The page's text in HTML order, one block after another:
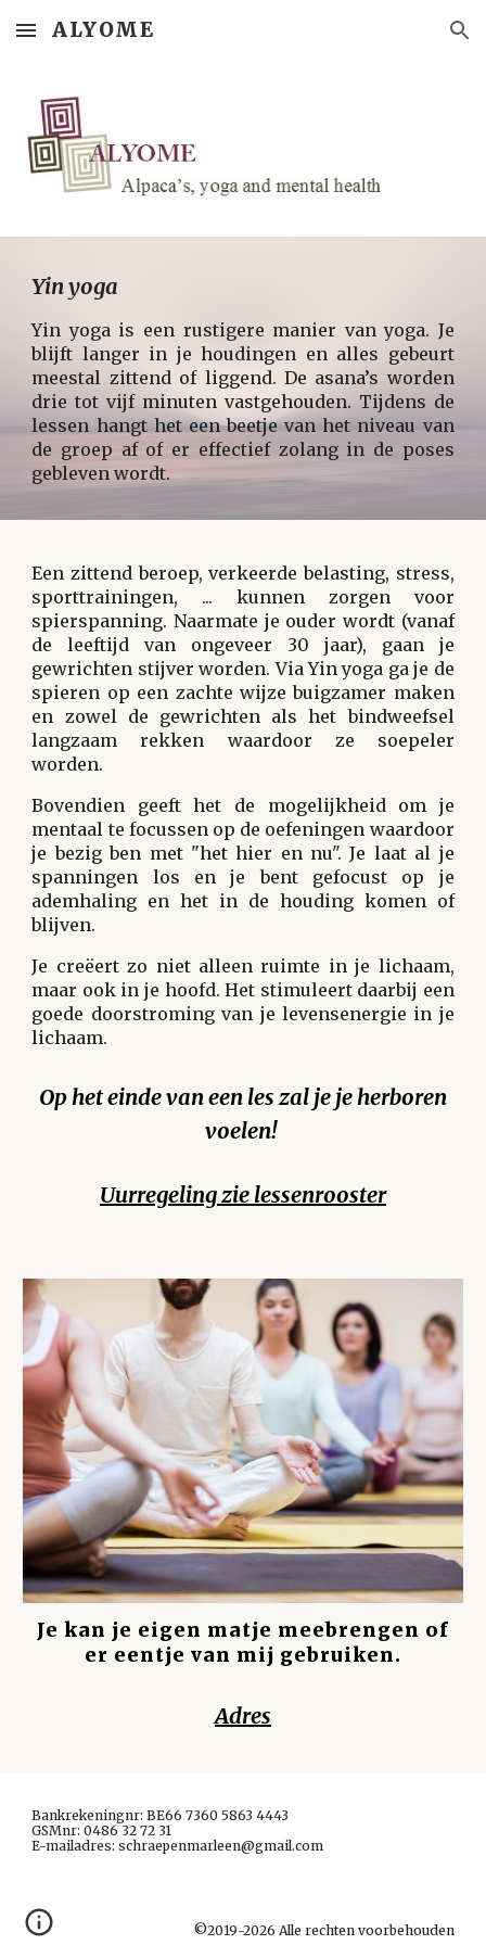
Skip to main content Skip to navigation
ALYOME
Yin yoga
Yin yoga is een rustigere manier van yoga. Je
blijft langer in je houdingen en alles gebeurt
meestal zittend of liggend. De asana’s worden
drie tot vijf minuten vastgehouden. Tijdens de
lessen hangt het een beetje van het niveau van
de groep af of er effectief zolang in de poses
gebleven wordt.
Een zittend beroep, verkeerde belasting, stress,
sporttrainingen, ... kunnen zorgen voor
spierspanning. Naarmate je ouder wordt (vanaf
de leeftijd van ongeveer 30 jaar), gaan je
gewrichten stijver worden. Via Yin yoga ga je de
spieren op een zachte wijze buigzamer maken
en zowel de gewrichten als het bindweefsel
langzaam rekken waardoor ze soepeler
worden.
Bovendien geeft het de mogelijkheid om je
mentaal te focussen op de oefeningen waardoor
je bezig ben met "het hier en nu". Je laat al je
spanningen los en je bent gefocust op je
ademhaling en het in de houding komen of
blijven.
Je creëert zo niet alleen ruimte in je lichaam,
maar ook in je hoofd. Het stimuleert daarbij een
goede doorstroming van je levensenergie in je
lichaam.
Op het einde van een les zal je je herboren
voelen!
Uurregeling zie lessenrooster
Je kan je eigen matje meebrengen of
er eentje van mij gebruiken.
Adres
Bankrekeningnr: BE66 7360 5863 4443
GSMnr: 0486 32 72 31
E-mailadres: schraepenmarleen@gmail.com
©2019-2026 Alle rechten voorbehouden